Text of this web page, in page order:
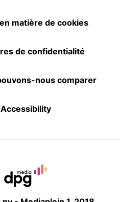
matière de cookies
de confidentialité
nous comparer
Accessibility